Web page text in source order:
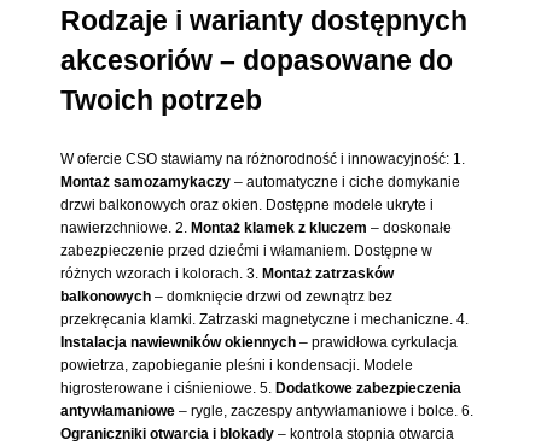
Rodzaje i warianty dostępnych
akcesoriów – dopasowane do
Twoich potrzeb
W ofercie CSO stawiamy na różnorodność i innowacyjność: 1.
Montaż samozamykaczy – automatyczne i ciche domykanie
drzwi balkonowych oraz okien. Dostępne modele ukryte i
nawierzchniowe. 2. Montaż klamek z kluczem – doskonałe
zabezpieczenie przed dziećmi i włamaniem. Dostępne w
różnych wzorach i kolorach. 3. Montaż zatrzasków
balkonowych – domknięcie drzwi od zewnątrz bez
przekręcania klamki. Zatrzaski magnetyczne i mechaniczne. 4.
Instalacja nawiewników okiennych – prawidłowa cyrkulacja
powietrza, zapobieganie pleśni i kondensacji. Modele
higrosterowane i ciśnieniowe. 5. Dodatkowe zabezpieczenia
antywłamaniowe – rygle, zaczespy antywłamaniowe i bolce. 6.
Ograniczniki otwarcia i blokady – kontrola stopnia otwarcia